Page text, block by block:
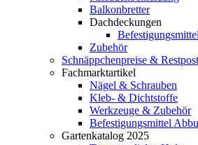
Balkonbretter
Dachdeckungen
Zubehör
Schnäppchenpreise &
Fachmarktartikel
Nägel & Schrauben
Kleb- & Dichtstoffe
Werkzeuge & Zubehör
Befestigungsmittel
Gartenkatalog 2025